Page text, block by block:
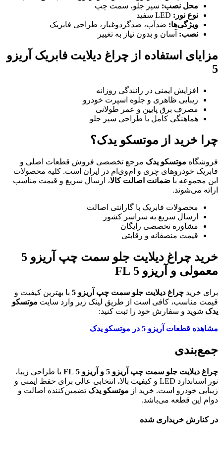
محل نصب: سپر جلو، سمت چپ
نوع نور:
ویژگی‌ها: ضدآب، ضدگردوغبار، طراحی فابریک
نصب: آسان و بدون نیاز به تغییر
مزایای استفاده از چراغ دیلایت فابریک آریزو
5
افزایش ایمنی در رانندگی روزانه
زیبایی ظاهری و جلوه اسپرت خودرو
مصرف برق پایین و عمر طولانی
هماهنگی کامل با طراحی سپر جلو
چرا خرید از موتسکو یدک؟
فروشگاه موتسکو یدک مرجع تخصصی فروش قطعات اصلی و
فابریک خودروهای چری و ام‌وی‌ام در ایران است. کلیه محصولات
این مجموعه با ضمانت اصالت کالا، ارسال سریع و قیمت مناسب
ارائه می‌شوند.
محصولات فابریک با گارانتی اصالت
ارسال سریع به سراسر کشور
مشاوره تخصصی رایگان
قیمت منصفانه و رقابتی
خرید چراغ دیلایت جلو سمت چپ آریزو 5
معمولی و آریزو 5 FL
برای خرید چراغ دیلایت جلو سمت چپ آریزو 5
با بهترین کیفیت و
قیمت مناسب، کافی است از طریق لینک زیر وارد سایت موتسکو
یدک شوید و سفارش خود را ثبت کنید:
مشاهده قطعات آریزو 5 در موتسکو یدک
جمع‌بندی
چراغ دیلایت جلو سمت چپ آریزو 5 و آریزو 5 FL
با طراحی زیبا،
نور استاندارد LED و کیفیت بالا، انتخابی عالی برای حفظ ایمنی و
زیبایی خودرو است. خرید از موتسکو یدک تضمین‌کننده اصالت و
دوام این قطعه می‌باشد.
در کنارش خریداری شده